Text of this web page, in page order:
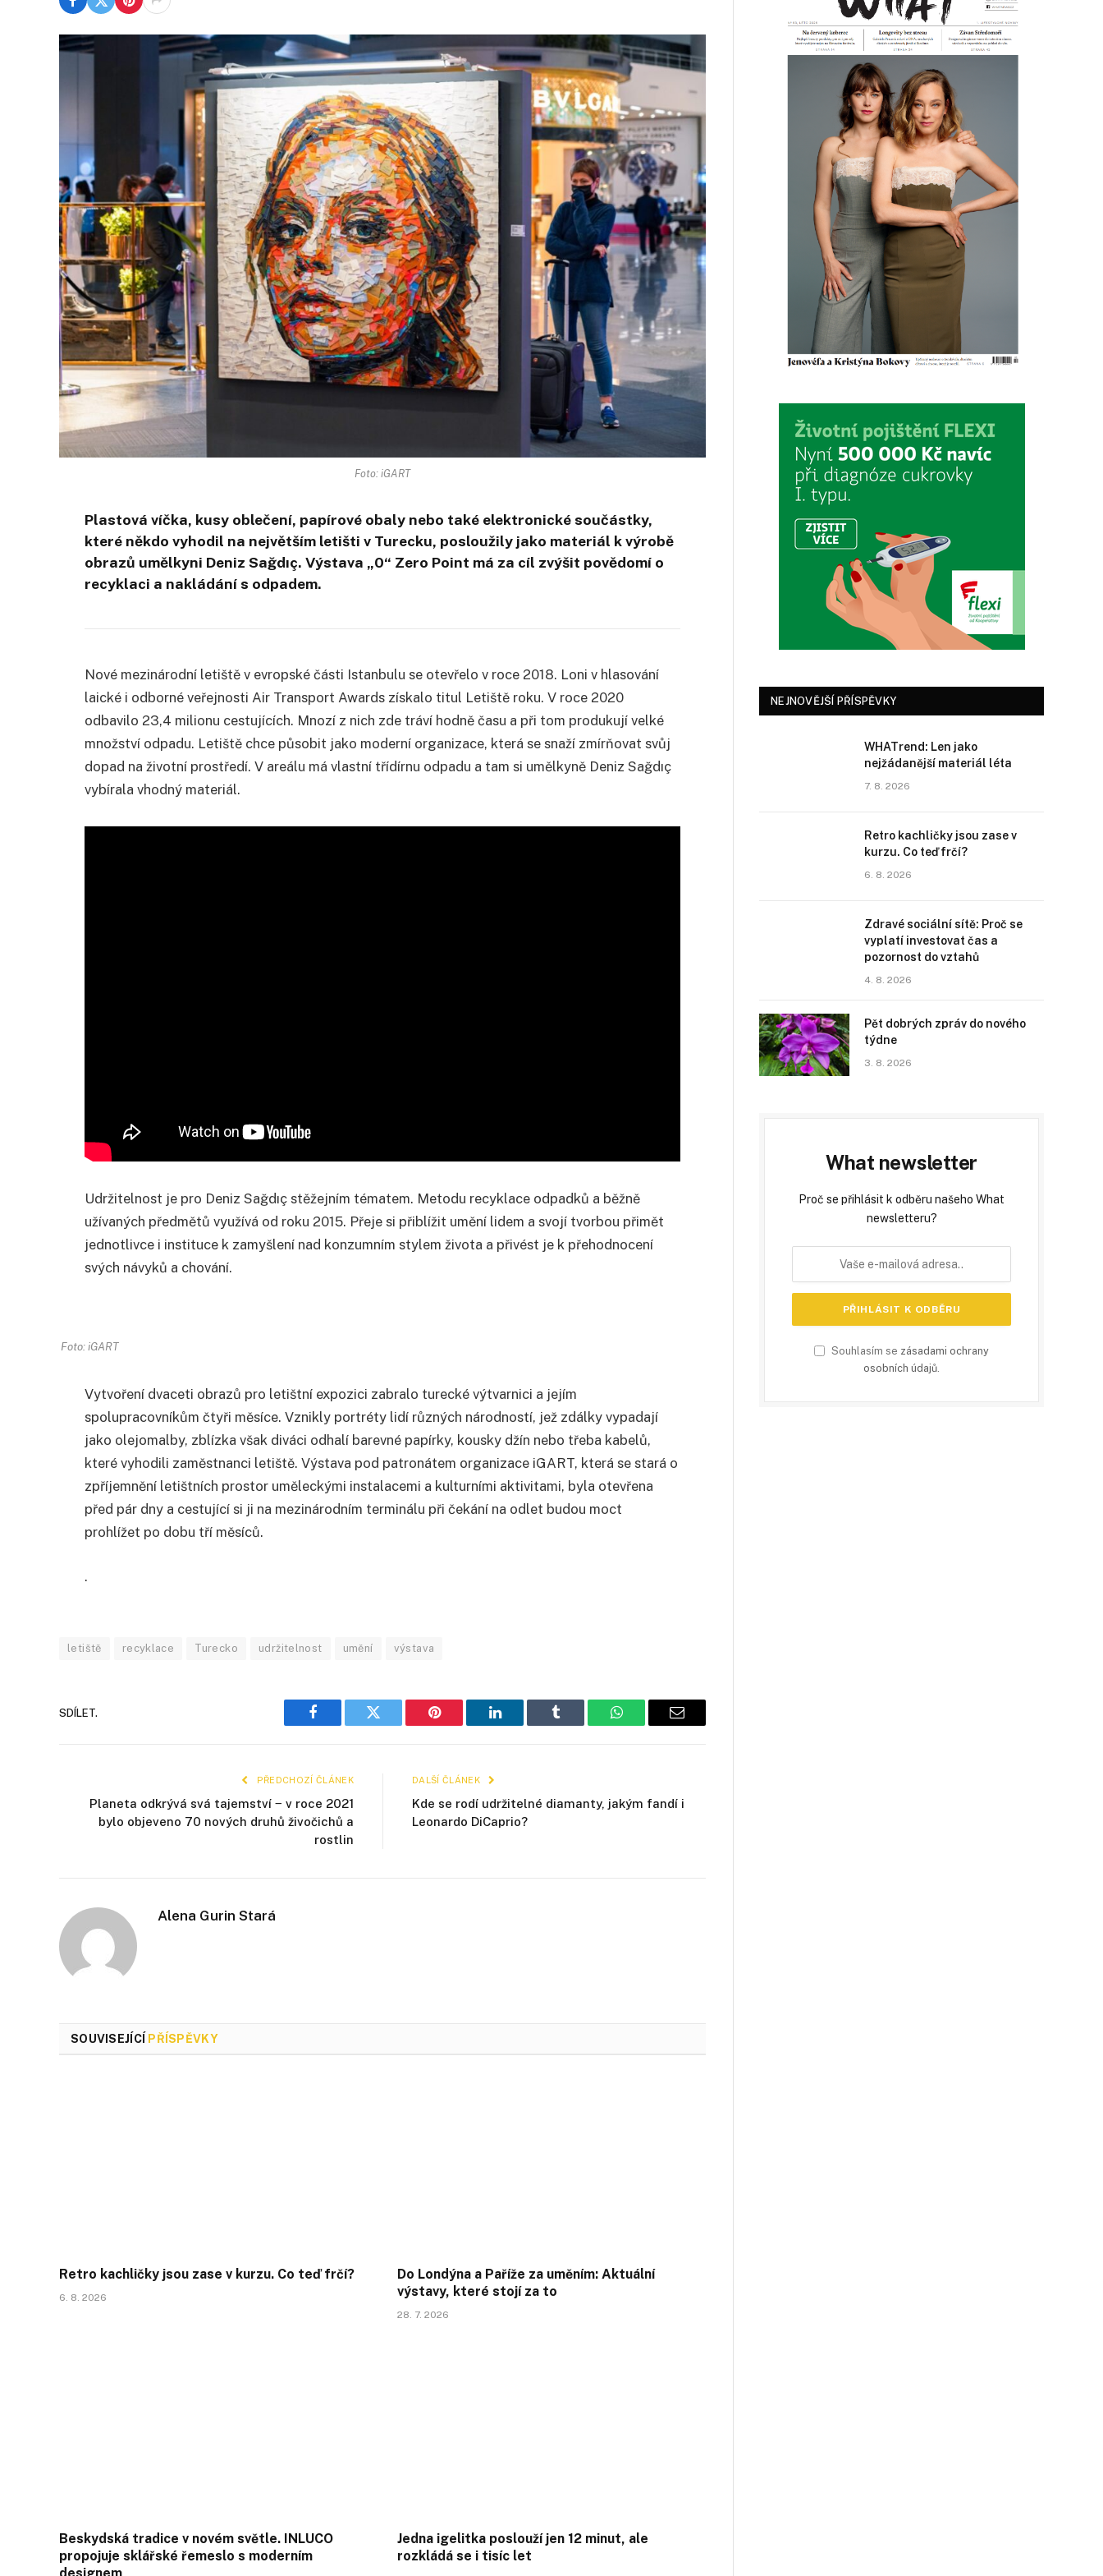
Foto: iGART
Plastová víčka, kusy oblečení, papírové obaly nebo také elektronické součástky,
které někdo vyhodil na největším letišti v Turecku, posloužily jako materiál k výrobě
obrazů umělkyni Deniz Sağdıç. Výstava „0“ Zero Point má za cíl zvýšit povědomí o
recyklaci a nakládání s odpadem.
Nové mezinárodní letiště v evropské části Istanbulu se otevřelo v roce 2018. Loni v hlasování
laické i odborné veřejnosti Air Transport Awards získalo titul Letiště roku. V roce 2020
odbavilo 23,4 milionu cestujících. Mnozí z nich zde tráví hodně času a při tom produkují velké
množství odpadu. Letiště chce působit jako moderní organizace, která se snaží zmírňovat svůj
dopad na životní prostředí. V areálu má vlastní třídírnu odpadu a tam si umělkyně Deniz Sağdıç
vybírala vhodný materiál.
Udržitelnost je pro Deniz Sağdıç stěžejním tématem. Metodu recyklace odpadků a běžně
užívaných předmětů využívá od roku 2015. Přeje si přiblížit umění lidem a svojí tvorbou přimět
jednotlivce i instituce k zamyšlení nad konzumním stylem života a přivést je k přehodnocení
svých návyků a chování.
Foto: iGART
Vytvoření dvaceti obrazů pro letištní expozici zabralo turecké výtvarnici a jejím
spolupracovníkům čtyři měsíce. Vznikly portréty lidí různých národností, jež zdálky vypadají
jako olejomalby, zblízka však diváci odhalí barevné papírky, kousky džín nebo třeba kabelů,
které vyhodili zaměstnanci letiště. Výstava pod patronátem organizace iGART, která se stará o
zpříjemnění letištních prostor uměleckými instalacemi a kulturními aktivitami, byla otevřena
před pár dny a cestující si ji na mezinárodním terminálu při čekání na odlet budou moct
prohlížet po dobu tří měsíců.
.
letiště recyklace Turecko udržitelnost umění výstava
SDÍLET.
Facebook Twitter Pinterest LinkedIn Tumblr WhatsAppE-
PŘEDCHOZÍ ČLÁNEK
Planeta odkrývá svá tajemství ‒ v roce 2021
bylo objeveno 70 nových druhů živočichů a
rostlin
DALŠÍ ČLÁNEK
Kde se rodí udržitelné diamanty, jakým fandí i
Leonardo DiCaprio?
Alena Gurin Stará
SOUVISEJÍCÍ PŘÍSPĚVKY
Retro kachličky jsou zase v kurzu. Co teď frčí?
6. 8. 2026
Do Londýna a Paříže za uměním: Aktuální
výstavy, které stojí za to
28. 7. 2026
Beskydská tradice v novém světle. INLUCO
propojuje sklářské řemeslo s moderním
Jedna igelitka poslouží jen 12 minut, ale
rozkládá se i tisíc let
NEJNOVĚJŠÍ PŘÍSPĚVKY
WHATrend: Len jako
nejžádanější materiál léta
7. 8. 2026
Retro kachličky jsou zase v
kurzu. Co teď frčí?
6. 8. 2026
Zdravé sociální sítě: Proč se
vyplatí investovat čas a
pozornost do vztahů
4. 8. 2026
Pět dobrých zpráv do nového
týdne
3. 8. 2026
What newsletter
Proč se přihlásit k odběru našeho What
newsletteru?
Souhlasím se zásadami ochrany
osobních údajů